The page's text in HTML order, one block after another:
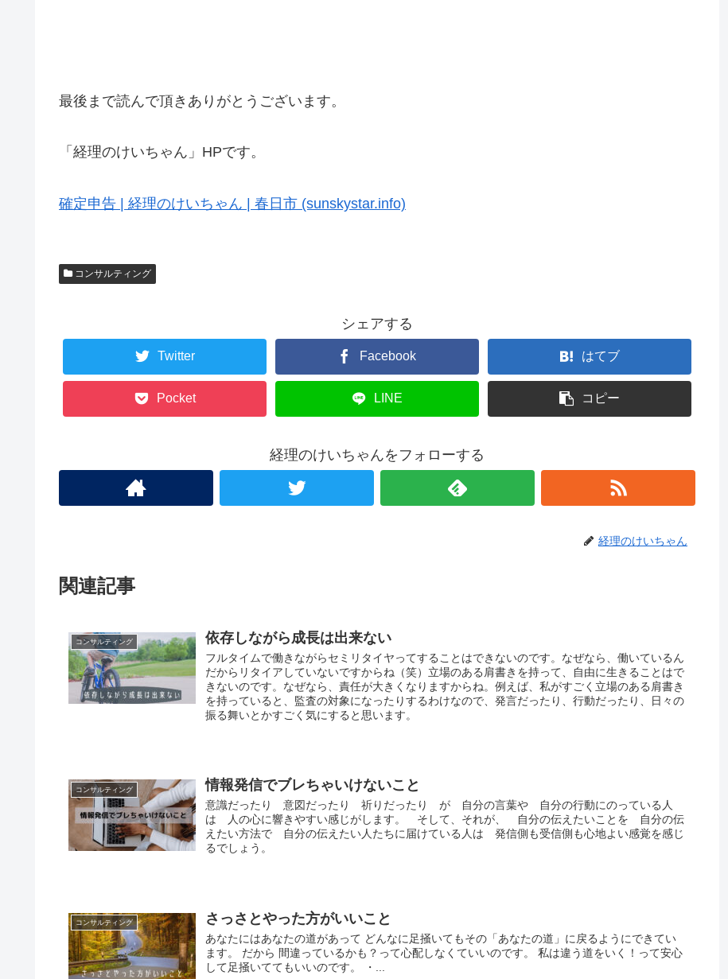
最後まで読んで頂きありがとうございます。
「経理のけいちゃん」HPです。
確定申告 | 経理のけいちゃん | 春日市 (sunskystar.info)
コンサルティング
シェアする
Twitter Facebook はてブ
Pocket LINE コピー
経理のけいちゃんをフォローする
経理のけいちゃん
関連記事
コンサルティング 依存しながら成長は出来ない
フルタイムで働きながらセミリタイヤってすることはできないのです。なぜなら、働いているん
だからリタイアしていないですからね（笑）立場のある肩書きを持って、自由に生きることはで
きないのです。なぜなら、責任が大きくなりますからね。例えば、私がすごく立場のある肩書き
を持っていると、監査の対象になったりするわけなので、発言だったり、行動だったり、日々の
振る舞いとかすごく気にすると思います。
コンサルティング 情報発信でブレちゃいけないこと
意識だったり 意図だったり 祈りだったり が 自分の言葉や 自分の行動にのっている人
は 人の心に響きやすい感じがします。 そして、それが、 自分の伝えたいことを 自分の伝
えたい方法で 自分の伝えたい人たちに届けている人は 発信側も受信側も心地よい感覚を感じ
るでしょう。
コンサルティング さっさとやった方がいいこと
あなたにはあなたの道があって どんなに足掻いてもその「あなたの道」に戻るようにできてい
ます。 だから 間違っているかも？って心配しなくていいのです。 私は違う道をいく！って安心
して足掻いててもいいのです。 ・...